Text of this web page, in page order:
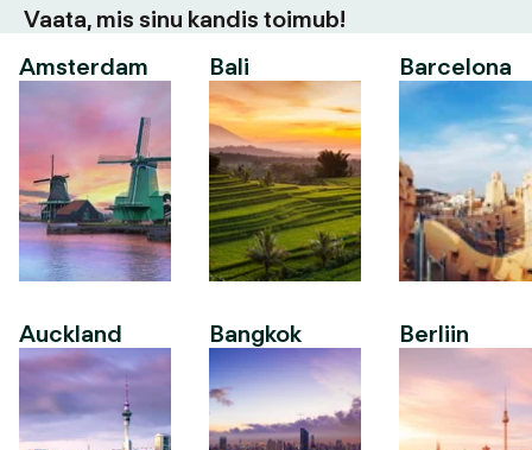
Vaata, mis sinu kandis toimub!
Amsterdam
Auckland
Bali
Bangkok
Barcelona
Berliin